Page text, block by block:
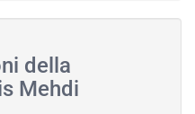
della
Mehdi